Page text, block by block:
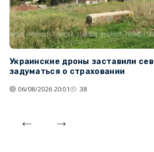
Украинские дроны заставили
задуматься о страховании
06/08/2026 20:01 38